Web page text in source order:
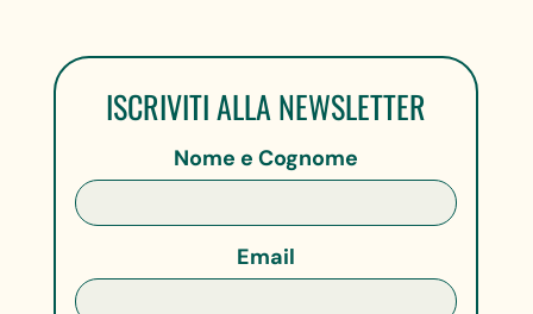
ISCRIVITI ALLA NEWSLETTER
Nome e Cognome
Email